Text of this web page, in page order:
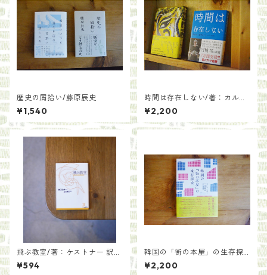
歴史の屑拾い/藤原辰史
¥1,540
時間は存在しない/著：カル
ロ・ロヴェッリ 訳：冨永星
¥2,200
飛ぶ教室/著：ケストナー 訳：
丘沢静也
¥594
韓国の「街の本屋」の生存探
究/著：ハン・ミファ 訳：渡辺
麻土香 解説：石橋毅史
¥2,200